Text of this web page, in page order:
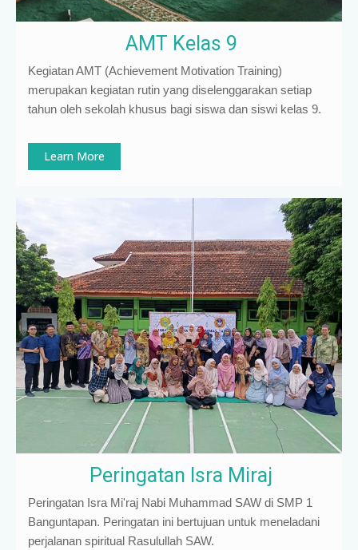
AMT Kelas 9
Kegiatan AMT (Achievement Motivation Training)
merupakan kegiatan rutin yang diselenggarakan setiap
tahun oleh sekolah khusus bagi siswa dan siswi kelas 9.
Learn More
Peringatan Isra Miraj
Peringatan Isra Mi'raj Nabi Muhammad SAW di SMP 1
Banguntapan. Peringatan ini bertujuan untuk meneladani
perjalanan spiritual Rasulullah SAW.